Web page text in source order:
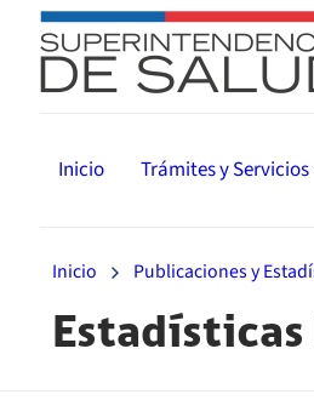
Inicio Trámites y Servicios
Inicio Publicaciones y